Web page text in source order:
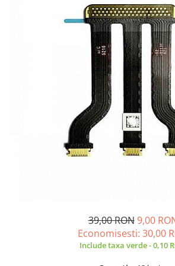
A2251 (Retina 13” 2020)
A2289 (Retina 13” 2020)
A2338 (M1/M2 13” 2020-2022)
A2918 (M3 14” 2023)
A2992 (M3 14” 2023)
Top Piese Mac
Baterii MacBook
39,00 RON 9,00
Economisesti: 30,00
Include taxa verde - 0,10